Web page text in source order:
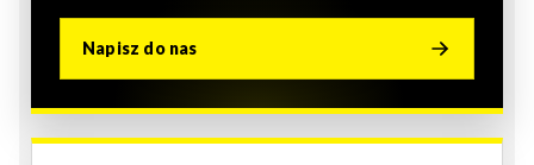
Napisz do nas